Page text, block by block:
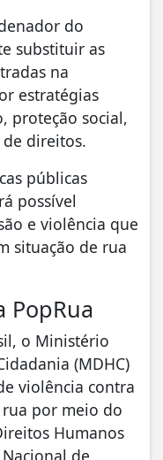
do
substituir as
na
estratégias
proteção social,
direitos.
públicas
possível
e violência que
situação de rua
PopRua
o Ministério
(MDHC)
violência contra
por meio do
Humanos
de